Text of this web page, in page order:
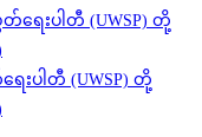
းပါတီ (UWSP) တို့